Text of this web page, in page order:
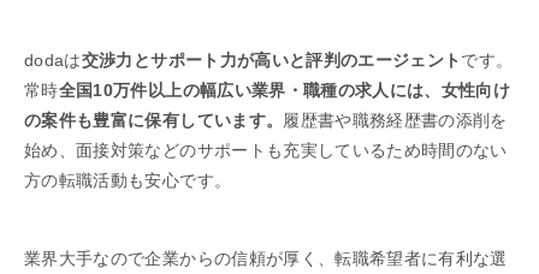
dodaは交渉力とサポート力が高いと評判のエージェント です。
常時全国10万件以上の幅広い業界・職種の求人には、女性向け
の案件も豊富に保有しています。
履歴書や職務経歴書の添削を
始め、面接対策などのサポートも充実しているため時間のない
方の転職活動も安心です。
業界大手なので企業からの信頼が厚く、転職希望者に有利な選